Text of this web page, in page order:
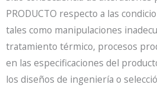
PRODUCTO respecto a las
tales como manipulaciones
tratamiento térmico, procesos
en las especificaciones del
los diseños de ingeniería o